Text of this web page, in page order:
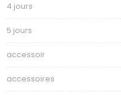
4 jours
5 jours
accessoir
accessoires